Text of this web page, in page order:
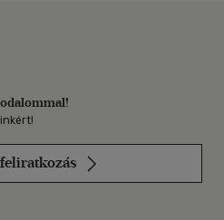
a LinkedInen